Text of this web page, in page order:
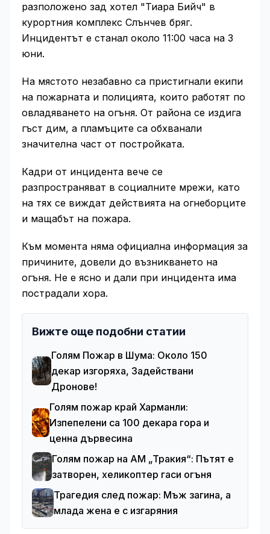
разположено зад хотел "Тиара Бийч" в
курортния комплекс Слънчев бряг.
Инцидентът е станал около 11:00 часа на 3
юни.
На мястото незабавно са пристигнали екипи
на пожарната и полицията, които работят по
овладяването на огъня. От района се издига
гъст дим, а пламъците са обхванали
значителна част от постройката.
Кадри от инцидента вече се
разпространяват в социалните мрежи, като
на тях се виждат действията на огнеборците
и мащабът на пожара.
Към момента няма официална информация за
причините, довели до възникването на
огъня. Не е ясно и дали при инцидента има
пострадали хора.
Вижте още подобни статии
Голям Пожар в Шума: Около 150
декар изгоряха, Задействани
Дронове!
Голям пожар край Харманли:
Изпепелени са 100 декара гора и
ценна дървесина
Голям пожар на АМ „Тракия“: Пътят е
затворен, хеликоптер гаси огъня
Трагедия след пожар: Мъж загина, а
млада жена е с изгаряния